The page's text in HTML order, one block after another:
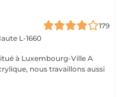
179
L-1660
à Luxembourg-Ville A
nous travaillons aussi